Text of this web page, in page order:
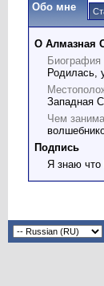
Обо мне
О Алмазная
Биография
Родилась,
Западная
Чем
Подпись
Я знаю что